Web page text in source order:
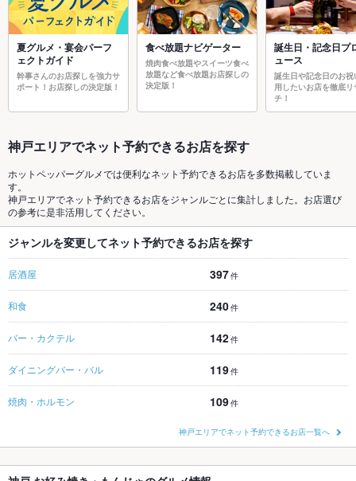
夏グルメ・宴会パーフ
ェクトガイド
幹事さんのお店探しを強力サ
ポート！お店探しの決定版！
食べ放題ナビゲーター
焼肉食べ放題やスイーツ食べ
放題など食べ放題お店探しの
決定版！
誕生日・記念日プ
ュース
誕生日や記念日のお祝
用したいお店を徹底リ
チ！
神戸エリアでネット予約できるお店を探す
ホットペッパーグルメでは便利なネット予約できるお店を多数掲載していま
す。
神戸エリアでネット予約できるお店をジャンルごとに集計しました。お店選び
の参考に是非活用してください。
ジャンルを変更してネット予約できるお店を探す
居酒屋 397件
和食 240件
バー・カクテル 142件
ダイニングバー・バル 119件
焼肉・ホルモン 109件
神戸エリアでネット予約できるお店一覧へ